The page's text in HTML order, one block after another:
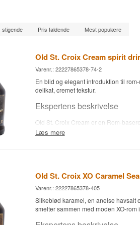
stigende Pris faldende Mest populære
Old St. Croix Cream spirit
Varenr.: 22227865378-74-2
En blid og elegant introduktion til
delikat, cremet tekstur.
Ekspertens beskrivelse
Old St. Croix Cream er en Rom-
og aftappet ved 17%.
Smagsnoter
Næse
Citrusnoter fra den caribiske spiritus
Læs mere
Old St. Croix XO Caramel
Varenr.: 22227865378-405
Silkeblød karamel, en anelse havsalt
smelter sammen med moden XO-rom